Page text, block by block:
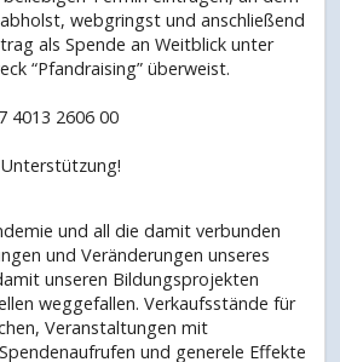
webgringst und anschließend
als Spende an Weitblick unter
“Pfandraising” überweist.
4013 2606 00
und all die damit verbunden
und Veränderungen unseres
unseren Bildungsprojekten
weggefallen. Verkaufsstände für
Veranstaltungen mit
und generele Effekte